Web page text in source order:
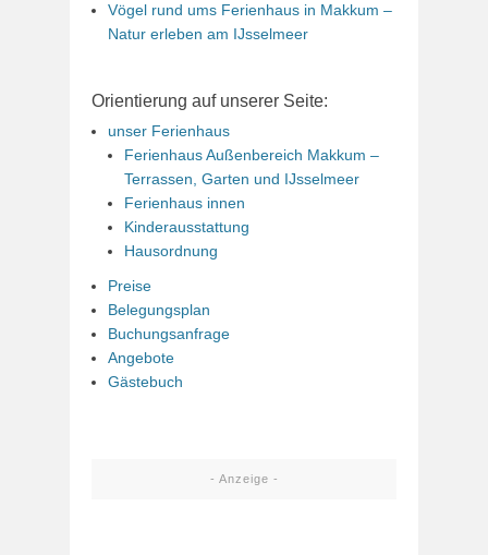
Vögel rund ums Ferienhaus in Makkum –
Natur erleben am IJsselmeer
Orientierung auf unserer Seite:
unser Ferienhaus
Ferienhaus Außenbereich Makkum –
Terrassen, Garten und IJsselmeer
Ferienhaus innen
Kinderausstattung
Hausordnung
Preise
Belegungsplan
Buchungsanfrage
Angebote
Gästebuch
- Anzeige -